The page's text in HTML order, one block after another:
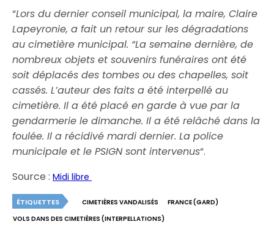
“Lors du dernier conseil municipal, la maire, Claire
Lapeyronie, a fait un retour sur les dégradations
au cimetière municipal. “La semaine dernière, de
nombreux objets et souvenirs funéraires ont été
soit déplacés des tombes ou des chapelles, soit
cassés. L’auteur des faits a été interpellé au
cimetière. Il a été placé en garde à vue par la
gendarmerie le dimanche. Il a été relâché dans la
foulée. Il a récidivé mardi dernier. La police
municipale et le PSIGN sont intervenus“.
Source :Midi libre
ÉTIQUETTES CIMETIÈRES VANDALISÉS
FRANCE (GARD)
VOLS DANS DES CIMETIÈRES (INTERPELLATIONS)